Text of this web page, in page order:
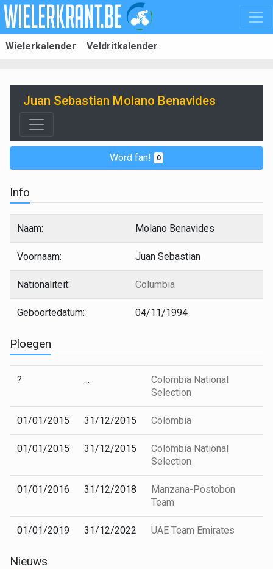
Wielerkalender Veldritkalender
Juan Sebastian Molano Benavides
Word fan! 0
Info
Naam: Molano Benavides
Voornaam: Juan Sebastian
Nationaliteit: Columbia
Geboortedatum: 04/11/1994
Ploegen
? ...
Colombia National
Selection
01/01/2015 31/12/2015 Colombia
01/01/2015 31/12/2015
Colombia National
Selection
01/01/2016 31/12/2018
Manzana-Postobon
Team
01/01/2019 31/12/2022 UAE Team Emirates
Nieuws